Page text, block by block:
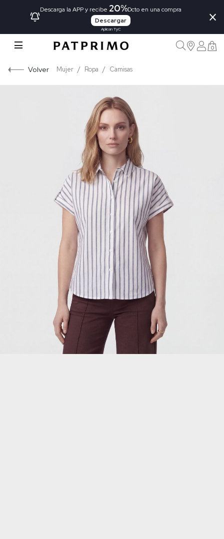
Descarga la APP y recibe 20%Dcto en una compra
Descargar
Aplican TyC
×
0
Volver Mujer Ropa Camisas